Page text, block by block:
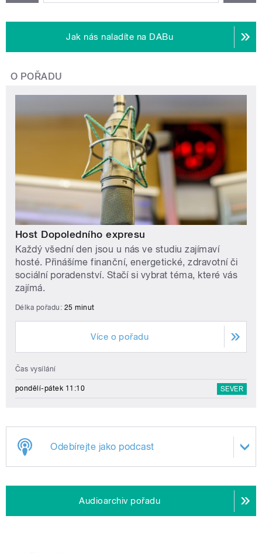
Jak nás naladíte na DABu
O POŘADU
Host Dopoledního expresu
Každý všední den jsou u nás ve studiu zajímaví
hosté. Přinášíme finanční, energetické, zdravotní či
sociální poradenství. Stačí si vybrat téma, které vás
zajímá.
Délka pořadu: 25 minut
Více o pořadu
Čas vysílání
pondělí-pátek 11:10 SEVER
Odebírejte jako podcast
Audioarchiv pořadu